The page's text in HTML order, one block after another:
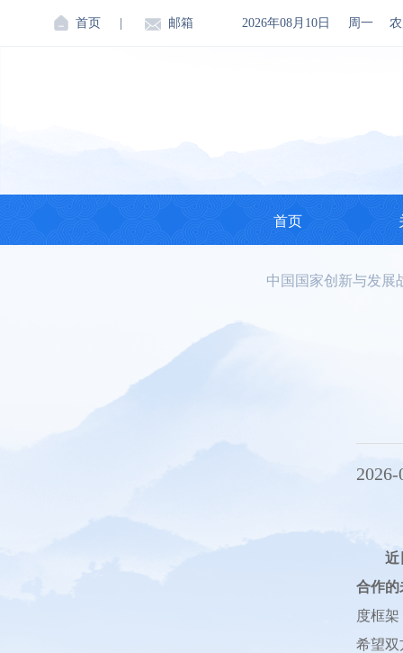
首页 邮箱 2026年08月10日 周一
首页
中国国家创新与发展
近
合作
度框
希望双